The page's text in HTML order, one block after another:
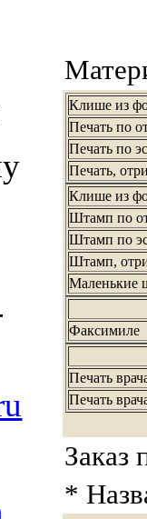
Клише из
Печать по
Печать по
Печать,
Клише из
Штамп по
Штамп по
Штамп,
Маленькие
Факсимиле
Печать
Печать
Заказ
*